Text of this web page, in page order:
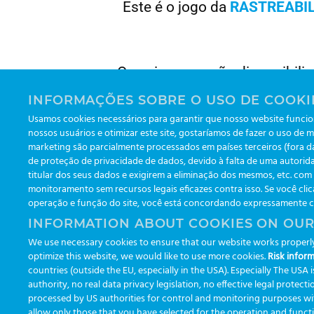
Este é o jogo da
Os enigmas serão
Para participar você
Daremos as dicas de
Quando descobrir as
Mas não dê bobeira,
INFORMAÇÕES SOBRE O USO DE
Usamos cookies necessários para garantir que nosso website
nossos usuários e otimizar este site, gostaríamos de fazer o uso de
marketing são parcialmente processados em países terceiros (fora
de proteção de privacidade de dados, devido à falta de uma
titular dos seus dados e exigirem a eliminação dos mesmos, etc.
monitoramento sem recursos legais eficazes contra isso. Se você
operação e função do site, você está concordando expressamente
INFORMATION ABOUT COOKIES ON
We use necessary cookies to ensure that our website works
optimize this website, we would like to use more cookies.Risk
countries (outside the EU, especially in the USA). Especially The
authority, no real data privacy legislation, no effective legal
processed by US authorities for control and monitoring purposes